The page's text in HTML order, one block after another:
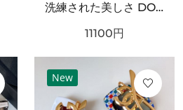
洗練された美しさ DOLCE＆GABBANA ドルチェ＆ガッバーナ コピー サングラス 大人の魅力溢れる
11100円
New